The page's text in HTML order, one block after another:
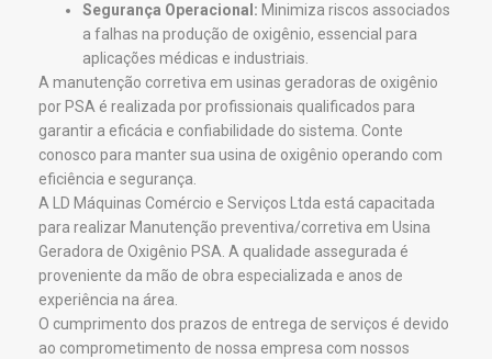
Segurança Operacional: Minimiza riscos associados
a falhas na produção de oxigênio, essencial para
aplicações médicas e industriais.
A manutenção corretiva em usinas geradoras de oxigênio
por PSA é realizada por profissionais qualificados para
garantir a eficácia e confiabilidade do sistema. Conte
conosco para manter sua usina de oxigênio operando com
eficiência e segurança.
A LD Máquinas Comércio e Serviços Ltda está capacitada
para realizar Manutenção preventiva/corretiva em Usina
Geradora de Oxigênio PSA. A qualidade assegurada é
proveniente da mão de obra especializada e anos de
experiência na área.
​O cumprimento dos prazos de entrega de serviços é devido
ao comprometimento de nossa empresa com nossos